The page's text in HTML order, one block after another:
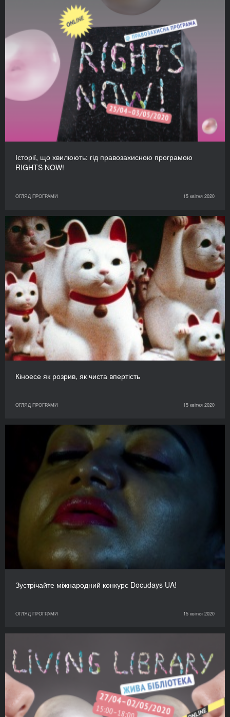
Історії, що хвилюють: гід правозахисною програмою
RIGHTS NOW!
ОГЛЯД ПРОГРАМИ 15 квітня 2020
Кіноесе як розрив, як чиста впертість
ОГЛЯД ПРОГРАМИ 15 квітня 2020
Зустрічайте міжнародний конкурс Docudays UA!
ОГЛЯД ПРОГРАМИ 15 квітня 2020